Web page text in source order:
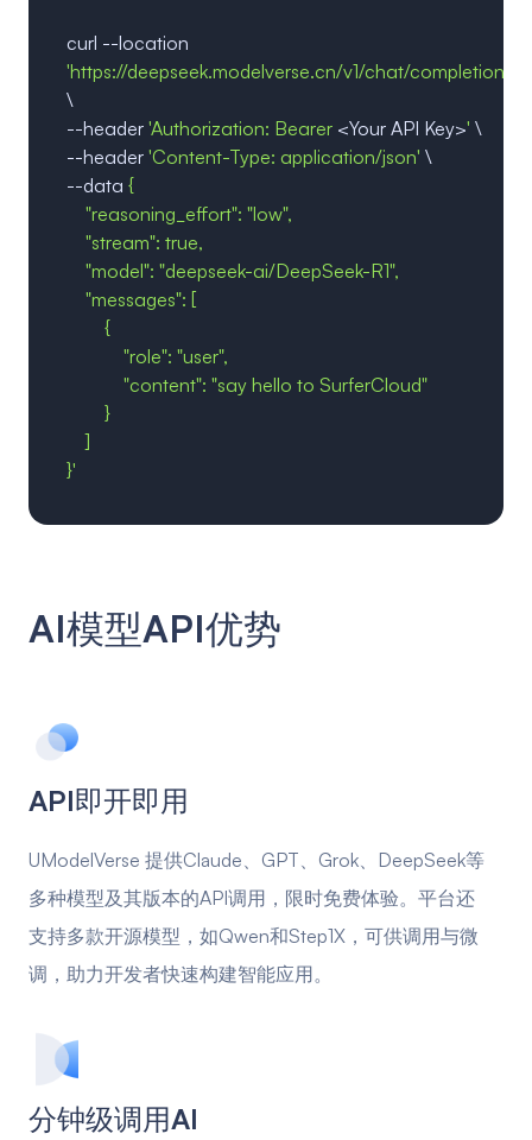
curl --location
'https://deepseek.modelverse.cn/v1/chat/completions'
\
--header 'Authorization: Bearer <Your API Key>' \
--header 'Content-Type: application/json' \
--data {
"reasoning_effort": "low",
"stream": true,
"model": "deepseek-ai/DeepSeek-R1",
"messages": [
{
"role": "user",
"content": "say hello to SurferCloud"
}
]
}'
AI模型API优势
API即开即用
UModelVerse 提供Claude、GPT、Grok、DeepSeek等
多种模型及其版本的API调用，限时免费体验。平台还
支持多款开源模型，如Qwen和Step1X，可供调用与微
调，助力开发者快速构建智能应用。
分钟级调用AI